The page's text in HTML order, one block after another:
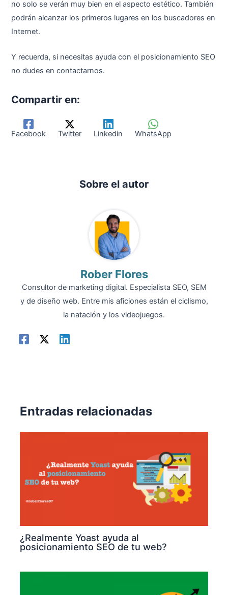
no solo se verán muy bien en el aspecto estético. También
podrán alcanzar los primeros lugares en los buscadores en
Internet.
Y recuerda, si necesitas ayuda con el posicionamiento SEO
no dudes en contactarnos.
Compartir en:
Facebook Twitter Linkedin WhatsApp
Sobre el autor
Rober Flores
Consultor de marketing digital. Especialista SEO, SEM
y de diseño web. Entre mis aficiones están el ciclismo,
la natación y los videojuegos.
Entradas relacionadas
¿Realmente Yoast ayuda al
posicionamiento SEO de tu web?